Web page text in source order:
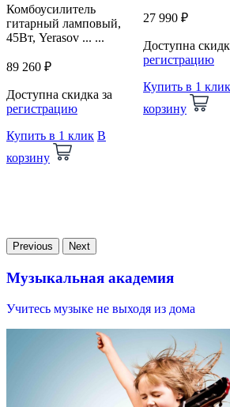
Комбоусилитель
гитарный ламповый,
45Вт, Yerasov ... ...
89 260 ₽
Доступна скидка за
регистрацию
Купить в 1 клик В
корзину
27 990 ₽
Доступна
регистрацию
Купить в 1 клик
корзину
Previous Next
Музыкальная академия
Учитесь музыке не выходя из дома